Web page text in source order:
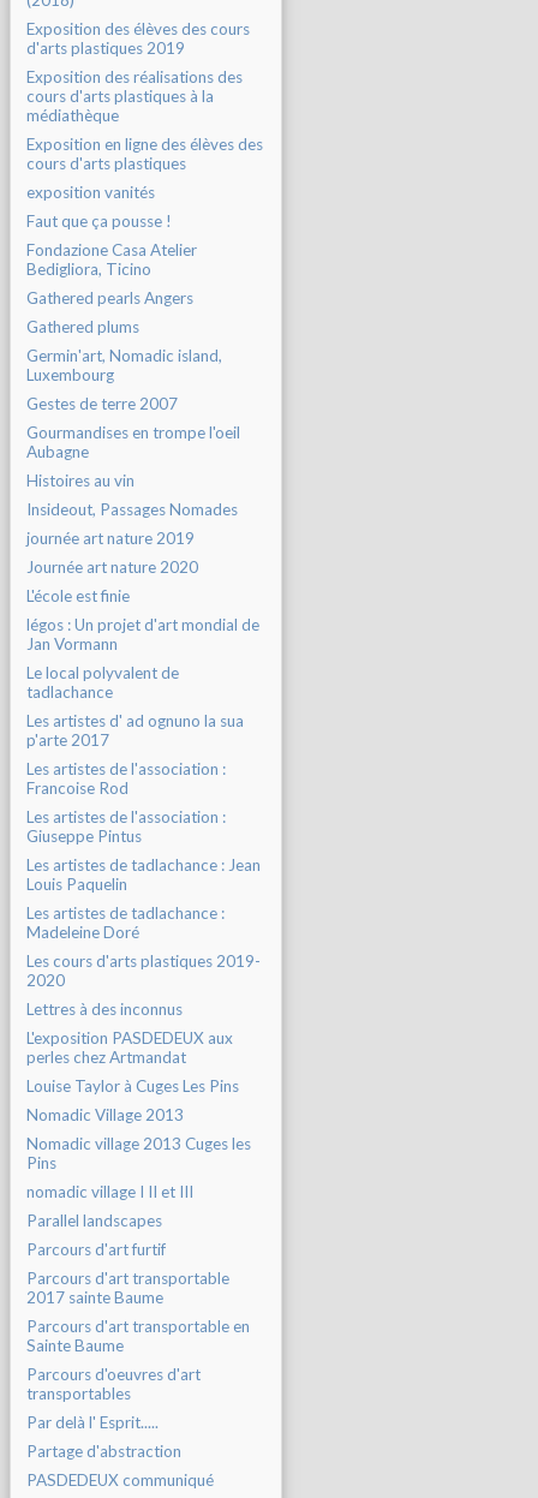
Exposition des élèves des cours
d'arts plastiques 2019
Exposition des réalisations des
cours d'arts plastiques à la
médiathèque
Exposition en ligne des élèves des
cours d'arts plastiques
exposition vanités
Faut que ça pousse !
Fondazione Casa Atelier
Bedigliora, Ticino
Gathered pearls Angers
Gathered plums
Germin'art, Nomadic island,
Luxembourg
Gestes de terre 2007
Gourmandises en trompe l'oeil
Aubagne
Histoires au vin
Insideout, Passages Nomades
journée art nature 2019
Journée art nature 2020
L'école est finie
légos : Un projet d'art mondial de
Jan Vormann
Le local polyvalent de
tadlachance
Les artistes d' ad ognuno la sua
p'arte 2017
Les artistes de l'association :
Francoise Rod
Les artistes de l'association :
Giuseppe Pintus
Les artistes de tadlachance : Jean
Louis Paquelin
Les artistes de tadlachance :
Madeleine Doré
Les cours d'arts plastiques 2019-
2020
Lettres à des inconnus
L'exposition PASDEDEUX aux
perles chez Artmandat
Louise Taylor à Cuges Les Pins
Nomadic Village 2013
Nomadic village 2013 Cuges les
Pins
nomadic village I II et III
Parallel landscapes
Parcours d'art furtif
Parcours d'art transportable
2017 sainte Baume
Parcours d'art transportable en
Sainte Baume
Parcours d'oeuvres d'art
transportables
Par delà l' Esprit.....
Partage d'abstraction
PASDEDEUX communiqué